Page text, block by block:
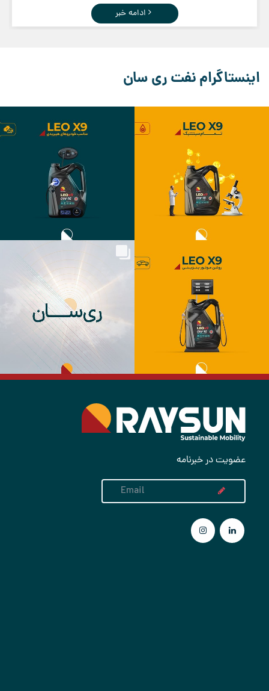
ادامه خبر
اینستاگرام نفت ری سان
عضویت در خبرنامه